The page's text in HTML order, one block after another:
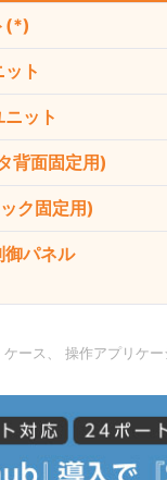
(*)
ト
ット
背面固定用)
ク固定用)
御パネル
ース、 操作アプリケ